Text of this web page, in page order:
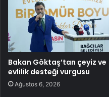
Bakan Göktaş’tan çeyiz ve
evlilik desteği vurgusu
Ağustos 6, 2026